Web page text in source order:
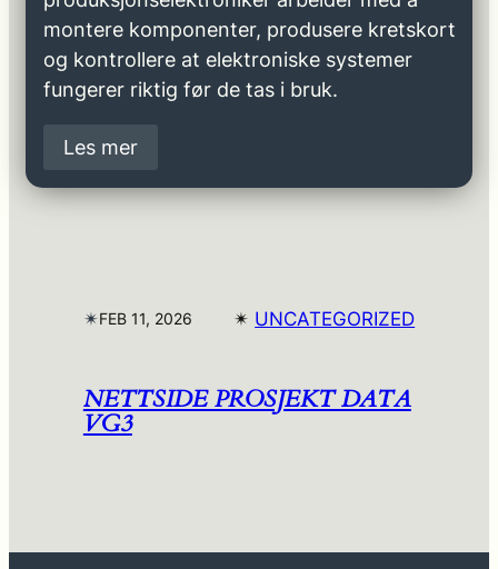
montere komponenter, produsere kretskort
og kontrollere at elektroniske systemer
fungerer riktig før de tas i bruk.
Les mer
✴︎FEB 11, 2026 ✴︎ UNCATEGORIZED
NETTSIDE PROSJEKT DATA
VG3